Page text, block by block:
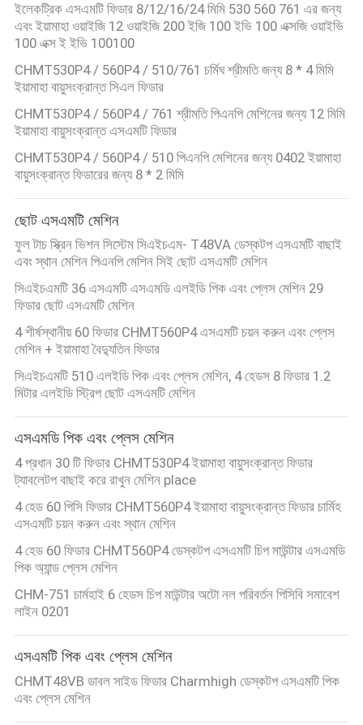
ইলেকট্রিক এসএমটি ফিডার 8/12/16/24 মিমি 530 560 761 এর জন্য
এবং ইয়ামাহা ওয়াইজি 12 ওয়াইজি 200 ইজি 100 ইভি 100 এক্সজি ওয়াইভি
100 এক্স ই ইভি 100100
CHMT530P4 / 560P4 / 510/761 চর্মিঘ শ্রীমতি জন্য 8 * 4 মিমি
ইয়ামাহা বায়ুসংক্রান্ত সিএল ফিডার
CHMT530P4 / 560P4 / 761 শ্রীমতি পিএনপি মেশিনের জন্য 12 মিমি
ইয়ামাহা বায়ুসংক্রান্ত এসএমটি ফিডার
CHMT530P4 / 560P4 / 510 পিএনপি মেশিনের জন্য 0402 ইয়ামাহা
বায়ুসংক্রান্ত ফিডারের জন্য 8 * 2 মিমি
ছোট এসএমটি মেশিন
ফুল টাচ স্ক্রিন ভিশন সিস্টেম সিএইচএম- T48VA ডেস্কটপ এসএমটি বাছাই
এবং স্থান মেশিন পিএনপি মেশিন সিই ছোট এসএমটি মেশিন
সিএইচএমটি 36 এসএমটি এসএমডি এলইডি পিক এবং প্লেস মেশিন 29
ফিডার ছোট এসএমটি মেশিন
4 শীর্ষস্থানীয় 60 ফিডার CHMT560P4 এসএমটি চয়ন করুন এবং প্লেস
মেশিন + ইয়ামাহা বৈদ্যুতিন ফিডার
সিএইচএমটি 510 এলইডি পিক এবং প্লেস মেশিন, 4 হেডস 8 ফিডার 1.2
মিটার এলইডি স্ট্রিপ ছোট এসএমটি মেশিন
এসএমডি পিক এবং প্লেস মেশিন
4 প্রধান 30 টি ফিডার CHMT530P4 ইয়ামাহা বায়ুসংক্রান্ত ফিডার
ট্যাবলেটপ বাছাই করে রাখুন মেশিন place
4 হেড 60 পিসি ফিডার CHMT560P4 ইয়ামাহা বায়ুসংক্রান্ত ফিডার চার্মিহ
এসএমটি চয়ন করুন এবং স্থান মেশিন
4 হেড 60 ফিডার CHMT560P4 ডেস্কটপ এসএমটি চিপ মাউন্টার এসএমডি
পিক অ্যান্ড প্লেস মেশিন
CHM-751 চার্মহাই 6 হেডস চিপ মাউন্টার অটো নল পরিবর্তন পিসিবি সমাবেশ
লাইন 0201
এসএমটি পিক এবং প্লেস মেশিন
CHMT48VB ডাবল সাইড ফিডার Charmhigh ডেস্কটপ এসএমটি পিক
এবং প্লেস মেশিন